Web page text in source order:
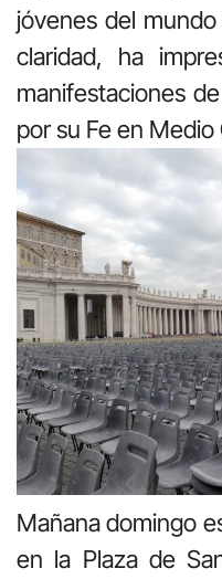
jóvenes del
claridad, ha
manifestaciones
por su Fe en
Mañana domingo
en la Plaza de